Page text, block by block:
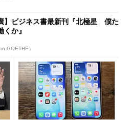
】ビジネス書最新刊『北極星 僕た
くか』
GOETHE）